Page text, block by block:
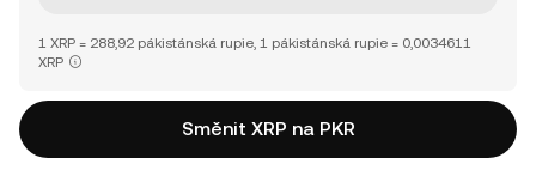
1 XRP = 288,92 pákistánská rupie, 1 pákistánská rupie = 0,0034611
XRP
Směnit XRP na PKR